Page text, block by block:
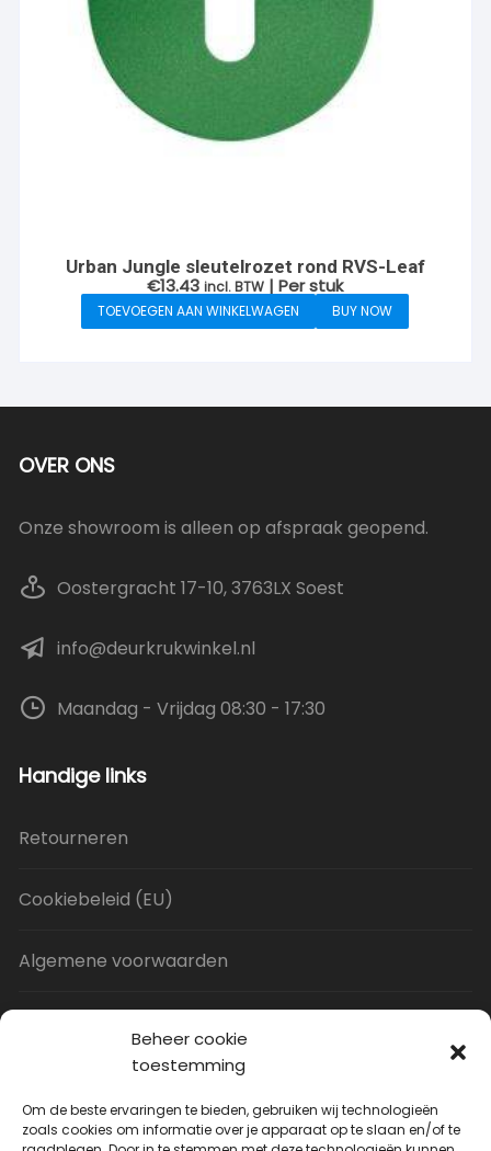
Beheer cookie
toestemming
Om de beste ervaringen te bieden, gebruiken wij technologieën
zoals cookies om informatie over je apparaat op te slaan en/of te
Urban Jungle sleutelrozet rond RVS-Leaf
€13.43 incl. BTW | Per stuk
TOEVOEGEN AAN WINKELWAGEN BUY NOW
OVER ONS
Onze showroom is alleen op afspraak geopend.
Oostergracht 17-10, 3763LX Soest
info@deurkrukwinkel.nl
Maandag - Vrijdag 08:30 - 17:30
Handige links
Retourneren
Cookiebeleid (EU)
Algemene voorwaarden